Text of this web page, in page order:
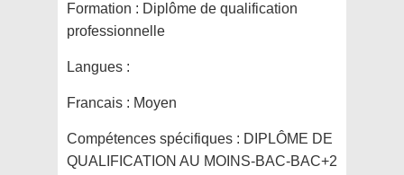
Formation : Diplôme de qualification
professionnelle
Langues :
Francais : Moyen
Compétences spécifiques : DIPLÔME DE
QUALIFICATION AU MOINS-BAC-BAC+2